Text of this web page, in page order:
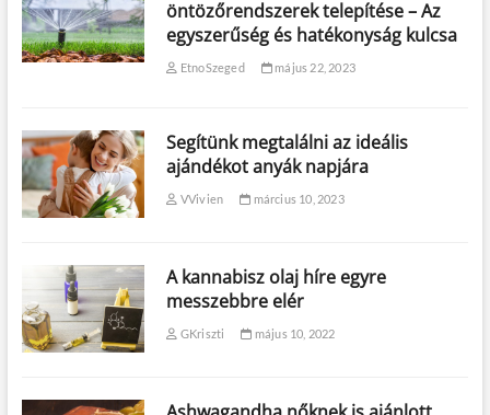
öntözőrendszerek telepítése – Az
egyszerűség és hatékonyság kulcsa
EtnoSzeged május 22, 2023
Segítünk megtalálni az ideális
ajándékot anyák napjára
VVivien március 10, 2023
A kannabisz olaj híre egyre
messzebbre elér
GKriszti május 10, 2022